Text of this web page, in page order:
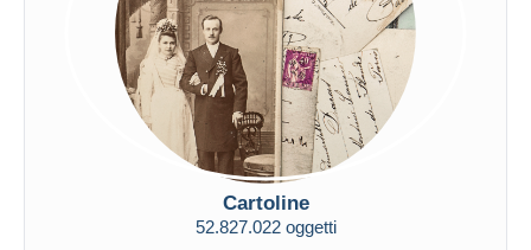
Mastercard
Bancontact
iDeal
Maestro
Deselezionare tutto
Cartoline
52.827.022 oggetti